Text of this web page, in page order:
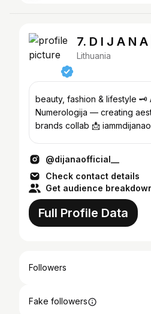
7. D I J A N
Lithuania
beauty, fashion & lifestyle 🗝️
Numerologija — creating
brands collab 📩
@dijanaofficial__
Check contact details
Get audience
Full Profile Data
Followers
Fake followers